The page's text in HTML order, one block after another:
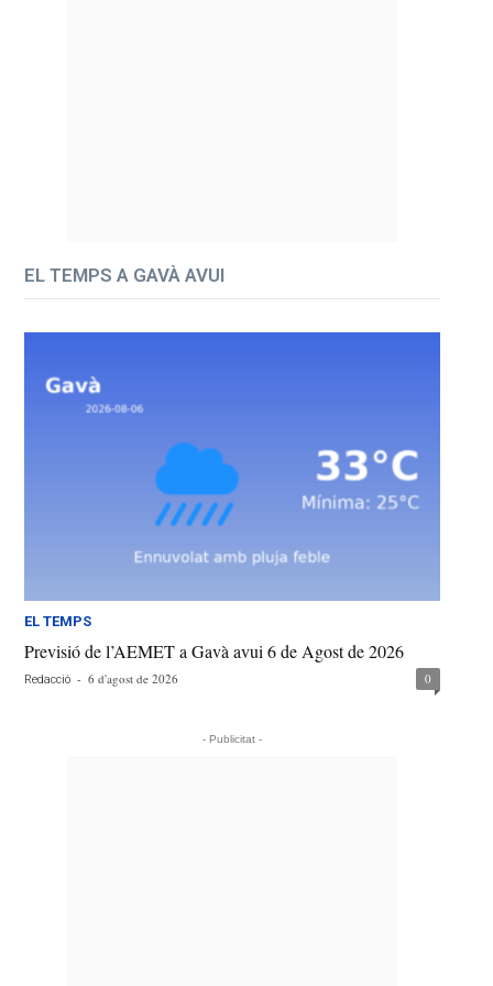
EL TEMPS A GAVÀ AVUI
EL TEMPS
Previsió de l’AEMET a Gavà avui 6 de Agost de 2026
Redacció - 6 d'agost de 2026 0
- Publicitat -